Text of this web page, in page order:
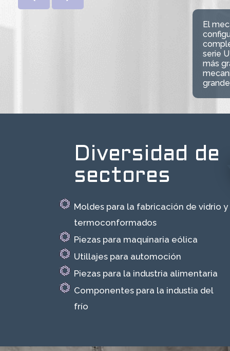
El
serie
más
Diversidad de
sectores
Moldes para la fabricación de vidrio y
termoconformados
Piezas para maquinaria eólica
Utillajes para automoción
Piezas para la industria alimentaria
Componentes para la industia del
frío